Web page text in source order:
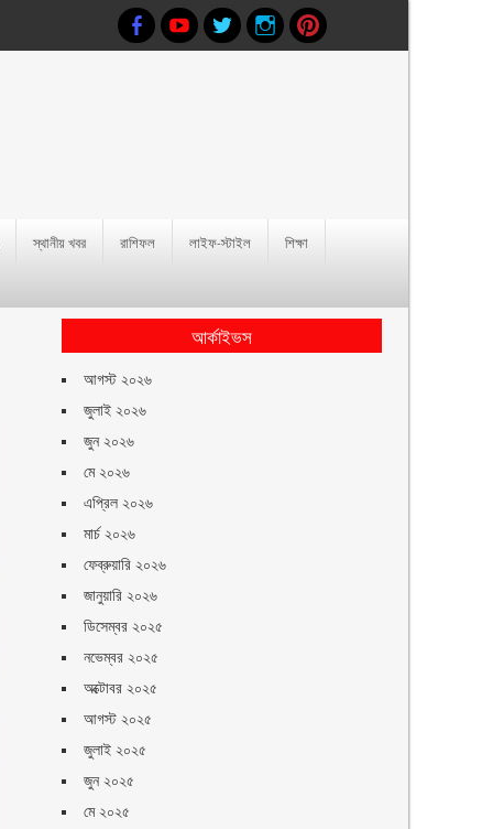
স্থানীয় খবর রাশিফল লাইফ-স্টাইল
শিক্ষা
আর্কাইভস
আগস্ট ২০২৬
জুলাই ২০২৬
জুন ২০২৬
মে ২০২৬
এপ্রিল ২০২৬
মার্চ ২০২৬
ফেব্রুয়ারি ২০২৬
জানুয়ারি ২০২৬
ডিসেম্বর ২০২৫
নভেম্বর ২০২৫
অক্টোবর ২০২৫
আগস্ট ২০২৫
জুলাই ২০২৫
জুন ২০২৫
মে ২০২৫